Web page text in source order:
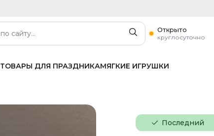
Открыто
круглосуточно
ТОВАРЫ ДЛЯ ПРАЗДНИКАМЯГКИЕ ИГРУШКИ
Последний